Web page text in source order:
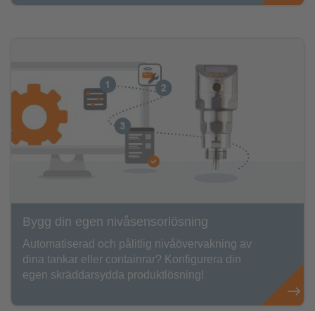
Bygg din egen nivåsensorlösning
Automatiserad och pålitlig nivåövervakning av
dina tankar eller containrar? Konfigurera din
egen skräddarsydda produktlösning!